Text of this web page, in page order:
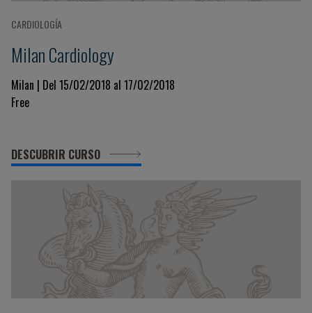
CARDIOLOGÍA
Milan Cardiology
Milan | Del 15/02/2018 al 17/02/2018
Free
DESCUBRIR CURSO